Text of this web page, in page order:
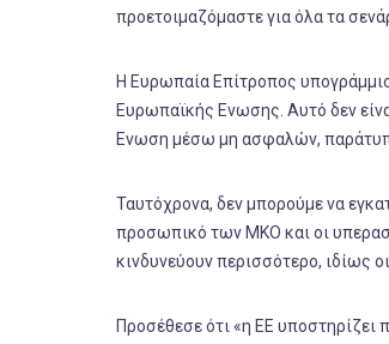
προετοιμαζόμαστε για όλα τα
Η Ευρωπαία Επίτροπος
Ευρωπαϊκής Ενωσης. Αυτό δεν
Ενωση μέσω μη ασφαλών,
Ταυτόχρονα, δεν μπορούμε να
προσωπικό των ΜΚΟ και οι
κινδυνεύουν περισσότερο, ιδίως
Προσέθεσε ότι «η ΕΕ